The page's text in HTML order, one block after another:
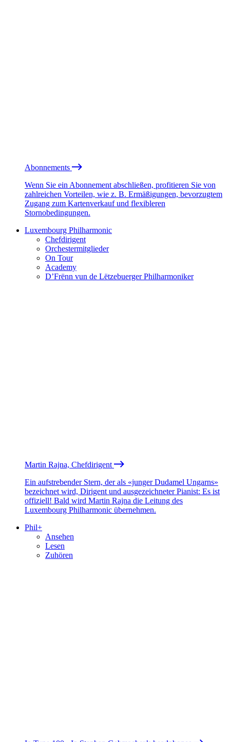
Abonnements
Wenn Sie ein Abonnement abschließen, profitieren Sie von
zahlreichen Vorteilen, wie z. B. Ermäßigungen, bevorzugtem
Zugang zum Kartenverkauf und flexibleren
Stornobedingungen.
Luxembourg Philharmonic
Chefdirigent
Orchestermitglieder
On Tour
Academy
D’Frënn vun de Lëtzebuerger Philharmoniker
Martin Rajna, Chefdirigent
Ein aufstrebender Stern, der als «junger Dudamel Ungarns»
bezeichnet wird, Dirigent und ausgezeichneter Pianist: Es ist
offiziell! Bald wird Martin Rajna die Leitung des
Luxembourg Philharmonic übernehmen.
Phil+
Ansehen
Lesen
Zuhören